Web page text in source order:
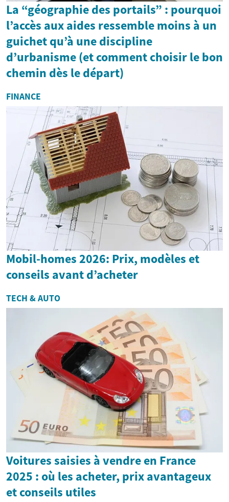
La “géographie des portails” : pourquoi
l’accès aux aides ressemble moins à un
guichet qu’à une discipline
d’urbanisme (et comment choisir le bon
chemin dès le départ)
FINANCE
Mobil-homes 2026: Prix, modèles et
conseils avant d’acheter
TECH & AUTO
Voitures saisies à vendre en France
2025 : où les acheter, prix avantageux
et conseils utiles